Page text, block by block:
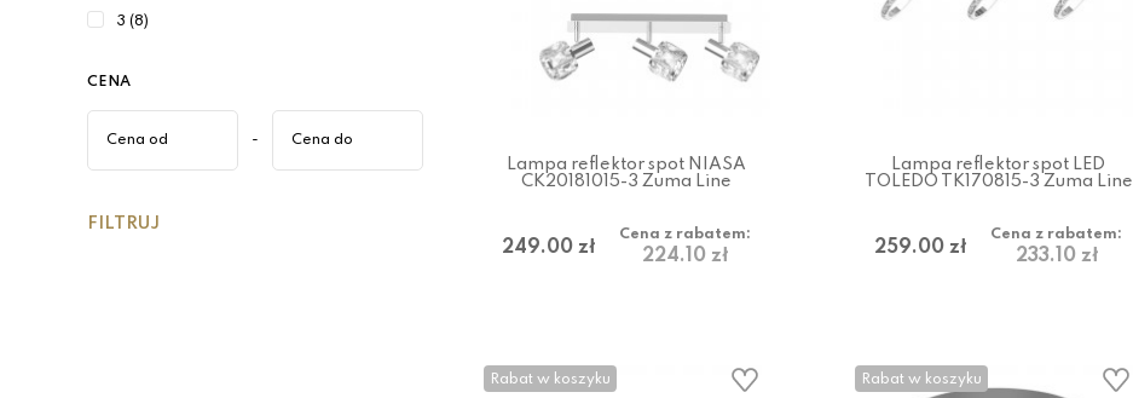
3 (8)
CENA
-
FILTRUJ
Lampa reflektor spot NIASA
CK20181015-3 Zuma Line
249.00 zł
Cena z rabatem:
224.10 zł
Lampa reflektor spot LED
TOLEDO TK170815-3 Zuma Line
259.00 zł
Cena z rabatem:
233.10 zł
Rabat w koszyku Rabat w koszyku